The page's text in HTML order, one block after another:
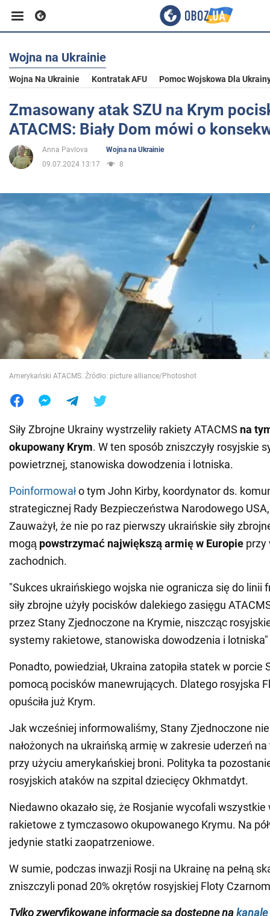
Biznes
Sport
Rozrywka
Polityka
Społeczeństwo
Wojna na Ukrainie
Świat
Jedzenie
Wojna na Ukrainie
Wojna Na Ukrainie Kontratak AFU Pomoc Wojskowa Dla
Zmasowany atak SZU na Krym
ATACMS: Biały Dom mówi o
Anna Pavlova
Wojna na Ukrainie
09.07.2024 13:17
8
Amerykański ATACMS. Źródło: picture alliance/Photoshot
Siły Zbrojne Ukrainy wystrzeliły rakiety ATACMS na
okupowany Krym. W ten sposób zniszczyły rosyjskie
powietrznej, stanowiska dowodzenia i lotniska.
Poinformowało tym John Kirby, koordynator ds.
strategicznej Rady Bezpieczeństwa Narodowego
Zauważył, że nie po raz pierwszy ukraińskie siły
mogą powstrzymać największą armię w Europie przy
zachodnich.
"Sukces ukraińskiego wojska nie ogranicza się do linii
siły zbrojne użyły pocisków dalekiego zasięgu
przez Stany Zjednoczone na Krymie, niszcząc
systemy rakietowe, stanowiska dowodzenia i lotniska"
Ponadto, powiedział, Ukraina zatopiła statek w porcie
pomocą pocisków manewrujących. Dlatego rosyjska
opuściła już Krym.
Jak wcześniej informowaliśmy, Stany Zjednoczone
nałożonych na ukraińską armię w zakresie uderzeń
przy użyciu amerykańskiej broni. Polityka ta
rosyjskich ataków na szpital dziecięcy Okhmatdyt.
Niedawno okazało się, że Rosjanie wycofali
rakietowe z tymczasowo okupowanego Krymu. Na
jedynie statki zaopatrzeniowe.
W sumie, podczas inwazji Rosji na Ukrainę na pełną
zniszczyli ponad 20% okrętów rosyjskiej Floty
Tylko zweryfikowane informacje są dostępne nakanale